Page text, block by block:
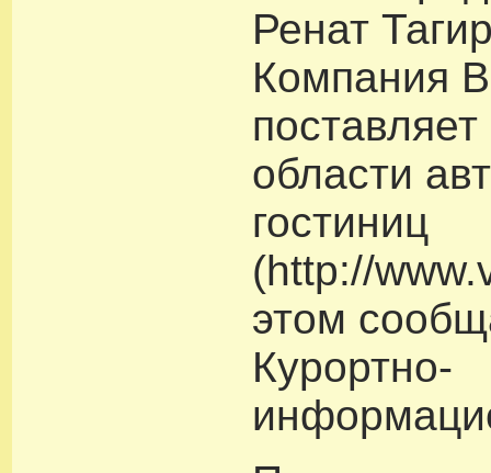
Ренат
Компания
области
гостиниц
(http://
этом
Курортно-